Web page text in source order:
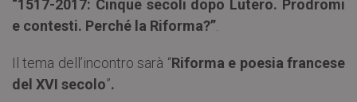
“1517-2017: Cinque secoli dopo Lutero. Prodromi
e contesti. Perché la Riforma?”
Il tema dell’incontro sarà “Riforma e poesia francese
del XVI secolo”.